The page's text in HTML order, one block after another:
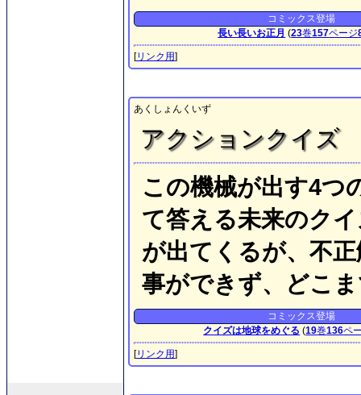
コミックス登場
長い長いお正月 (23巻157ページ
[リンク用]
あくしょんくいず
アクションクイズ
この機械が出す4つ
て答える未来のク
が出てくるが、不
事ができず、どこ
コミックス登場
クイズは地球をめぐる (19巻136ペ
[リンク用]